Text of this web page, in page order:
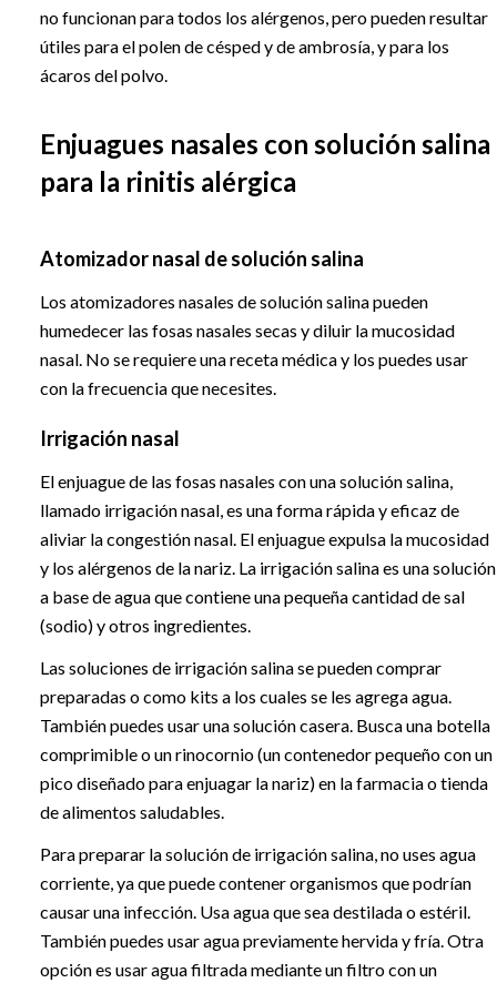
no funcionan para todos los alérgenos, pero pueden resultar
útiles para el polen de césped y de ambrosía, y para los
ácaros del polvo.
Enjuagues nasales con solución salina
para la rinitis alérgica
Atomizador nasal de solución salina
Los atomizadores nasales de solución salina pueden
humedecer las fosas nasales secas y diluir la mucosidad
nasal. No se requiere una receta médica y los puedes usar
con la frecuencia que necesites.
Irrigación nasal
El enjuague de las fosas nasales con una solución salina,
llamado irrigación nasal, es una forma rápida y eficaz de
aliviar la congestión nasal. El enjuague expulsa la mucosidad
y los alérgenos de la nariz. La irrigación salina es una solución
a base de agua que contiene una pequeña cantidad de sal
(sodio) y otros ingredientes.
Las soluciones de irrigación salina se pueden comprar
preparadas o como kits a los cuales se les agrega agua.
También puedes usar una solución casera. Busca una botella
comprimible o un rinocornio (un contenedor pequeño con un
pico diseñado para enjuagar la nariz) en la farmacia o tienda
de alimentos saludables.
Para preparar la solución de irrigación salina, no uses agua
corriente, ya que puede contener organismos que podrían
causar una infección. Usa agua que sea destilada o estéril.
También puedes usar agua previamente hervida y fría. Otra
opción es usar agua filtrada mediante un filtro con un